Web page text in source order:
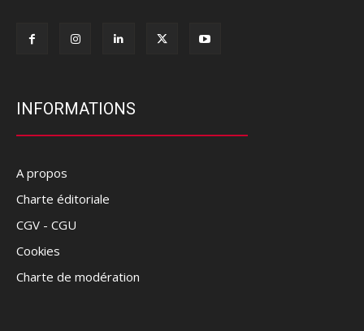
INFORMATIONS
A propos
Charte éditoriale
CGV - CGU
Cookies
Charte de modération